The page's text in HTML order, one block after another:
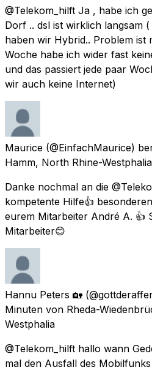
@Telekom_hilft Ja , habe ich
Dorf .. dsl ist wirklich langsam
haben wir Hybrid.. Problem ist
Woche habe ich wider fast
und das passiert jede paar
wir auch keine Internet)
Maurice (@EinfachMaurice)
Hamm, North Rhine-Westphalia
Danke nochmal an die
kompetente Hilfe👍
eurem Mitarbeiter André A. 👍
Mitarbeiter😊
Hannu Peters 🏡
Minuten von Rheda-
Westphalia
@Telekom_hilft hallo wann
mal den Ausfall des